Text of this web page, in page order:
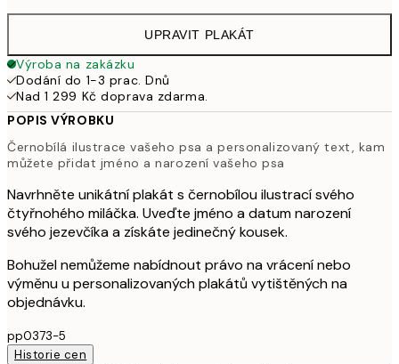
UPRAVIT PLAKÁT
Výroba na zakázku
Dodání do 1-3 prac. Dnů
Nad 1 299 Kč doprava zdarma.
POPIS VÝROBKU
Černobílá ilustrace vašeho psa a personalizovaný text, kam
můžete přidat jméno a narození vašeho psa
Navrhněte unikátní plakát s černobílou ilustrací svého
čtyřnohého miláčka. Uveďte jméno a datum narození
svého jezevčíka a získáte jedinečný kousek.
Bohužel nemůžeme nabídnout právo na vrácení nebo
výměnu u personalizovaných plakátů vytištěných na
objednávku.
pp0373-5
Historie cen